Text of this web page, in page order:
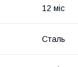
12 міс
Сталь